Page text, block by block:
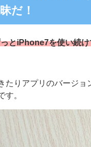
だ！
とiPhone7を使い続け
たりアプリのバージョ
す。